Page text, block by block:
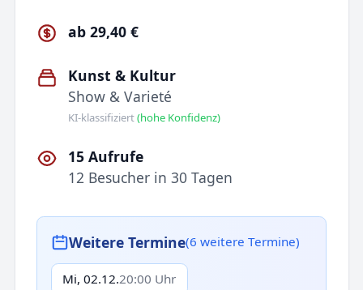
ab 29,40 €
Kunst & Kultur
Show & Varieté
KI-klassifiziert(hohe Konfidenz)
15 Aufrufe
12 Besucher in 30 Tagen
Weitere Termine(6 weitere Termine)
Mi, 02.12.20:00 Uhr